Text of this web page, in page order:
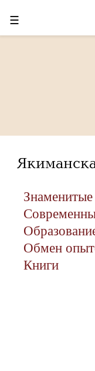
☰
Обмен
Книги